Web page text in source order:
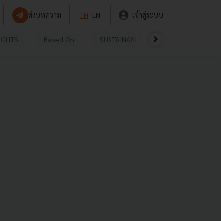
ส่งบทความ TH EN เข้าสู่ระบบ
Based On SUSTAINABLE